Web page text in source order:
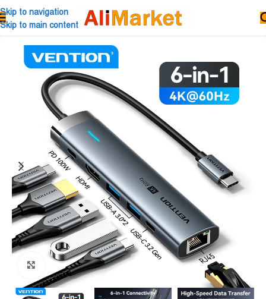
Skip to navigation
Skip to main content
Click to enlarge